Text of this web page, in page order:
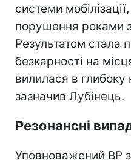
системи
порушення роками
Результатом стала
безкарності на
вилилася в глибоку
зазначив Лубінець.
Резонансні
Уповноважений ВР